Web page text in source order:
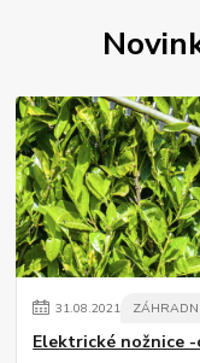
31.08.2021
Elektrické nožnice